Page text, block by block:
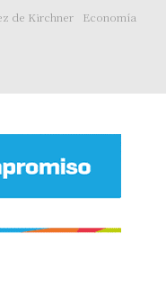
de Kirchner
Economía